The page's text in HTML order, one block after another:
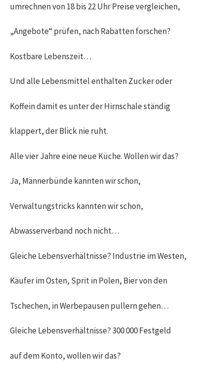
umrechnen von 18 bis 22 Uhr Preise vergleichen,
„Angebote“ prüfen, nach Rabatten forschen?
Kostbare Lebenszeit…
Und alle Lebensmittel enthalten Zucker oder
Koffein damit es unter der Hirnschale ständig
klappert, der Blick nie ruht.
Alle vier Jahre eine neue Küche. Wollen wir das?
Ja, Männerbünde kannten wir schon,
Verwaltungstricks kannten wir schon,
Abwasserverband noch nicht…
Gleiche Lebensverhältnisse? Industrie im Westen,
Käufer im Osten, Sprit in Polen, Bier von den
Tschechen, in Werbepausen pullern gehen…
Gleiche Lebensverhältnisse? 300 000 Festgeld
auf dem Konto, wollen wir das?